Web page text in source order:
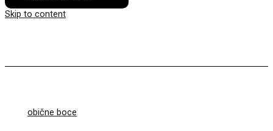
Skip to content
obične boce